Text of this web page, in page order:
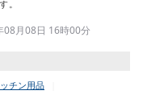
。
08月08日 16時00分
チン用品